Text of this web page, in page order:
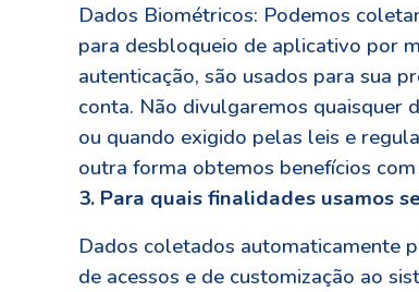
Dados Biométricos: Podemos
para desbloqueio de aplicativo por
autenticação, são usados para sua
conta. Não divulgaremos quaisquer
ou quando exigido pelas leis e
outra forma obtemos benefícios
3. Para quais finalidades usamos
Dados coletados automaticamente
de acessos e de customização ao